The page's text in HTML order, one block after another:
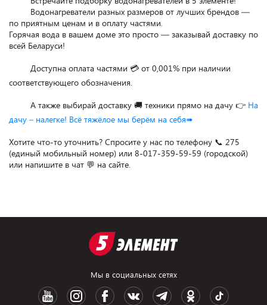
по приятным ценам и в оплату частями.
Горячая вода в вашем доме это просто — заказывай доставку по
всей Беларуси!
соответствующего обозначения.
         А также выбирай доставку 🚚 техники прямо на дачу 👉
На
дачу – налегке! Всё тяжёлое мы берём на себя➠
Хотите что-то уточнить? Спросите у нас по телефону 📞 275
(единый мобильный номер) или 8-017-359-59-59 (городской)
Мы в социальных сетях